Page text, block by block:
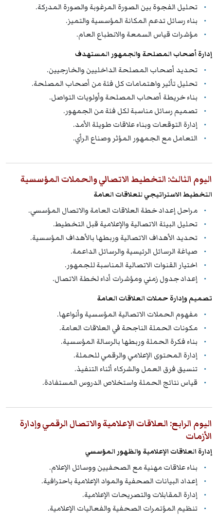
تحليل الفجوة بين الصورة المرغوبة والصورة المدركة.
بناء رسائل تدعم المكانة المؤسسية والتميز.
مؤشرات قياس السمعة والانطباع العام.
إدارة أصحاب المصلحة والجمهور المستهدف
تحديد أصحاب المصلحة الداخليين والخارجيين.
تحليل تأثير واهتمامات كل فئة من أصحاب المصلحة.
بناء خريطة أصحاب المصلحة وأولويات التواصل.
تصميم رسائل مناسبة لكل فئة من الجمهور.
إدارة التوقعات وبناء علاقات طويلة الأمد.
التعامل مع الجمهور المؤثر وصناع الرأي.
اليوم الثالث: التخطيط الاتصالي والحملات المؤسسية
التخطيط الاستراتيجي للعلاقات العامة
مراحل إعداد خطة العلاقات العامة والاتصال المؤسسي.
تحليل البيئة الاتصالية والإعلامية قبل التخطيط.
تحديد الأهداف الاتصالية وربطها بالأهداف المؤسسية.
صياغة الرسائل الرئيسية والرسائل الداعمة.
اختيار القنوات الاتصالية المناسبة للجمهور.
إعداد جدول زمني ومؤشرات أداء لخطة الاتصال.
تصميم وإدارة حملات العلاقات العامة
مفهوم الحملات الاتصالية المؤسسية وأنواعها.
مكونات الحملة الناجحة في العلاقات العامة.
بناء فكرة الحملة وربطها بالرسالة المؤسسية.
إدارة المحتوى الإعلامي والرقمي للحملة.
تنسيق فرق العمل والشركاء أثناء التنفيذ.
قياس نتائج الحملة واستخلاص الدروس المستفادة.
اليوم الرابع: العلاقات الإعلامية والاتصال الرقمي وإدارة
الأزمات
إدارة العلاقات الإعلامية والظهور المؤسسي
بناء علاقات مهنية مع الصحفيين ووسائل الإعلام.
إعداد البيانات الصحفية والمواد الإعلامية باحترافية.
إدارة المقابلات والتصريحات الإعلامية.
تنظيم المؤتمرات الصحفية والفعاليات الإعلامية.